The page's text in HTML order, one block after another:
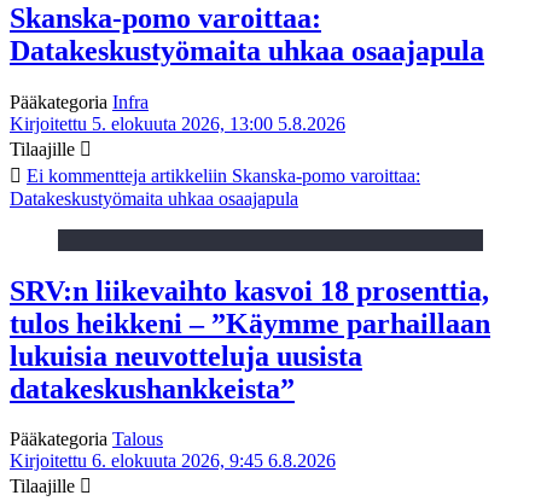
Skanska-pomo varoittaa:
Datakeskustyömaita uhkaa osaajapula
Pääkategoria Infra
Kirjoitettu 5. elokuuta 2026, 13:00 5.8.2026
Tilaajille
Ei kommentteja artikkeliin Skanska-pomo varoittaa:
Datakeskustyömaita uhkaa osaajapula
SRV:n liikevaihto kasvoi 18 prosenttia,
tulos heikkeni – ”Käymme parhaillaan
lukuisia neuvotteluja uusista
datakeskushankkeista”
Pääkategoria Talous
Kirjoitettu 6. elokuuta 2026, 9:45 6.8.2026
Tilaajille